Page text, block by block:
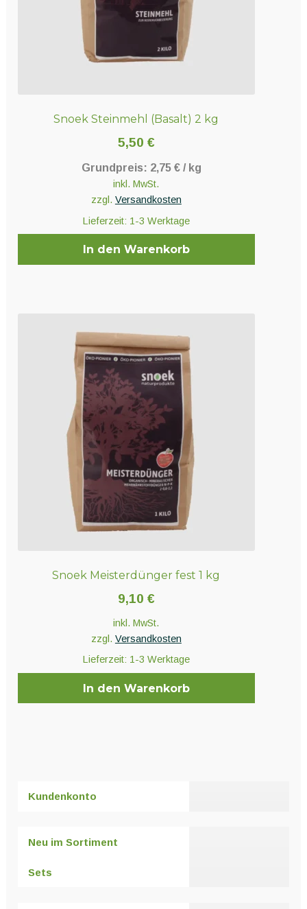
Snoek Steinmehl (Basalt) 2 kg
5,50 €
Grundpreis: 2,75€ / kg
inkl. MwSt.
zzgl. Versandkosten
Lieferzeit: 1-3 Werktage
In den Warenkorb
Snoek Meisterdünger fest 1 kg
9,10 €
inkl. MwSt.
zzgl. Versandkosten
Lieferzeit: 1-3 Werktage
In den Warenkorb
Kundenkonto
Neu im Sortiment
Sets